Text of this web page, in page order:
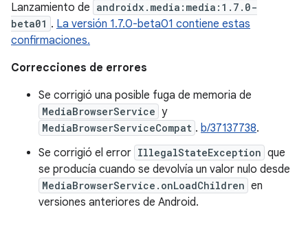
Lanzamiento de androidx.media:media:1.7.0-
beta01 . La versión 1.7.0-beta01 contiene estas
confirmaciones.
Correcciones de errores
Se corrigió una posible fuga de memoria de
MediaBrowserService y
MediaBrowserServiceCompat . b/37137738.
Se corrigió el error IllegalStateException que
se producía cuando se devolvía un valor nulo desde
MediaBrowserService.onLoadChildren en
versiones anteriores de Android.